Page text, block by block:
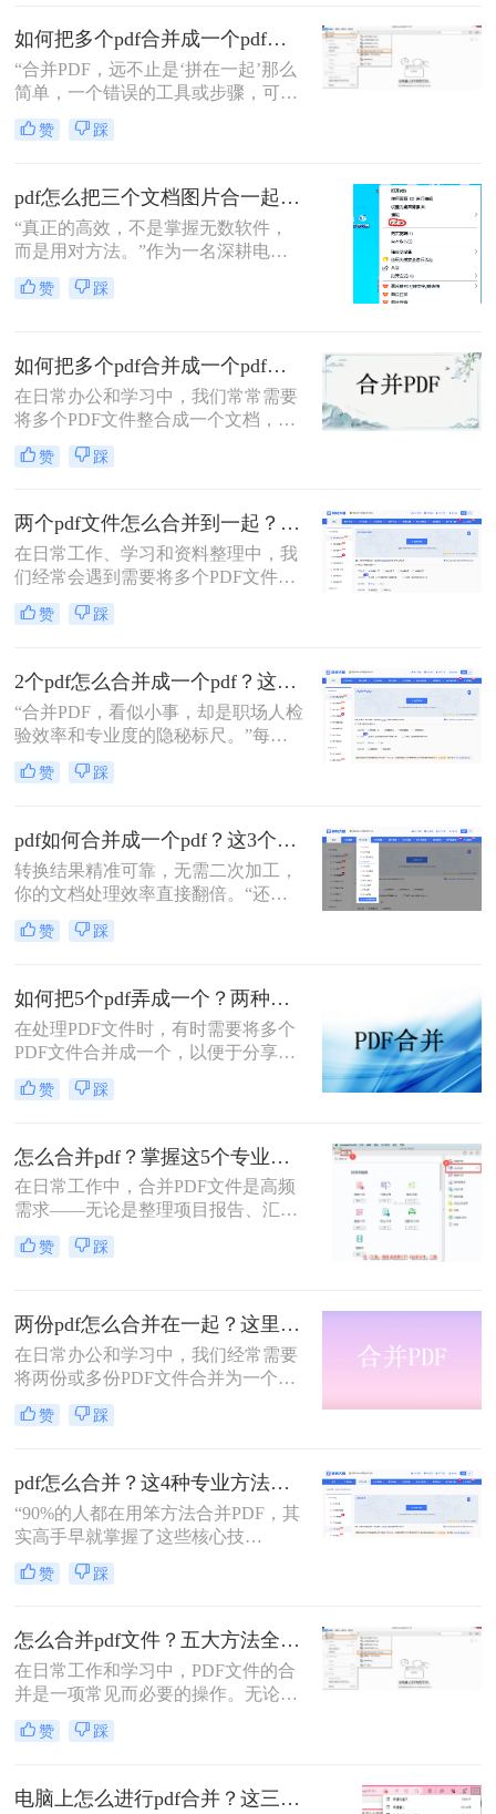
如何把多个pdf合并成一个pdf？5种高效合并方法详解！
“合并PDF，远不止是‘拼在一起’那么
简单，一个错误的工具或步骤，可能
让你精心排版的文档面目全
非。”——这是从业多年，处理过上
赞 踩
pdf怎么把三个文档图片合一起？三招搞定，最后一招在线即用无门槛！
“真正的高效，不是掌握无数软件，
而是用对方法。”作为一名深耕电脑
办公软件测评多年的博主，小编经常
在后台收到类似的求助：“手头有三
一个PDF文件里？”
赞 踩
如何把多个pdf合并成一个pdf？来试试这两种高效方法！
在日常办公和学习中，我们常常需要
将多个PDF文件整合成一个文档，以
便更好地管理和分享信息。那么如何
把多个pdf合并成一个pdf呢？为了帮
介绍两种简单而实用的方法来合并多
个PDF文件。
赞 踩
两个pdf文件怎么合并到一起？一篇涵盖所有主流方法的终极指南！
在日常工作、学习和资料整理中，我
们经常会遇到需要将多个PDF文件合
并为一个的情况。无论是整合多个章
节的电子书、汇总一份报告的各个部
PDF文档，掌握高效、可靠的PDF合
并技能至关重要。市面上有许多工具
可以实现这一功能，但各有优劣。那
么两个pdf文件怎么合并到一起呢？本
文将为您详细介绍四种主流且有效的
方法，从在线工具的便捷到专业软件
求。
赞 踩
2个pdf怎么合并成一个pdf？这3个方法让你效率翻倍，安全省心！
“合并PDF，看似小事，却是职场人检
验效率和专业度的隐秘标尺。”每到
月底汇总报告、项目结案需整合多方
资料，或是自媒体朋友整理拍摄脚本
PDF文档感到头疼？手动复制粘贴？
格式全乱。
赞 踩
pdf如何合并成一个pdf？这3个免费高效方法，职场人必须掌握！
转换结果精准可靠，无需二次加工，
你的文档处理效率直接翻倍。“还在
为合并几十个PDF报告而头疼？你浪
费在重复操作上的时间，够你学一个
评领域深耕多年的小编，我见过太多
职场朋友被基础的文档处理问题绊住
手脚。那么pdf如何合并成一个pdf
呢？
赞 踩
如何把5个pdf弄成一个？两种实用方法详解分享！
在处理PDF文件时，有时需要将多个
PDF文件合并成一个，以便于分享、
存储或打印。那么如何把5个pdf弄成
一个呢？本文将介绍两种将五个PDF
赞 踩
怎么合并pdf？掌握这5个专业方法，效率提升300%！
在日常工作中，合并PDF文件是高频
需求——无论是整理项目报告、汇总
客户资料，还是准备学术论文。但许
多人仍在用低效、有风险的方法处理
我今天为你带来一份系统、专业的
PDF合并指南，助你告别效率低下与
安全隐患。
赞 踩
两份pdf怎么合并在一起？这里分享4个合并方法！
在日常办公和学习中，我们经常需要
将两份或多份PDF文件合并为一个，
以便于查阅、分享和存储。那么两份
pdf怎么合并在一起呢？本文将介绍四
您轻松完成PDF合并任务。
赞 踩
pdf怎么合并？这4种专业方法，让你效率翻倍！
“90%的人都在用笨方法合并PDF，其
实高手早就掌握了这些核心技
巧。”作为一名在电脑办公软件领域
深耕多年的测评博主，每天都会收到
中，“PDF怎么合并”这个问题出现的
频率高居不下。这看似简单的操作，
却实实在在地困扰着众多职场人：报
告整合、资料归档、方案提交……每
一次低效的手动处理，都在悄悄吞噬
你的时间与耐心。
赞 踩
怎么合并pdf文件？五大方法全解析！
在日常工作和学习中，PDF文件的合
并是一项常见而必要的操作。无论是
整理报告、合并多个章节的电子书，
还是将扫描件整合为一份完整文档，
而，面对市场上琳琅满目的工具和方
赞 踩
电脑上怎么进行pdf合并？这三招，让你十分钟从小白变高手！